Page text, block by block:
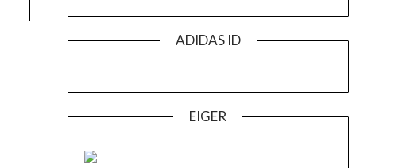
ADIDAS ID
EIGER